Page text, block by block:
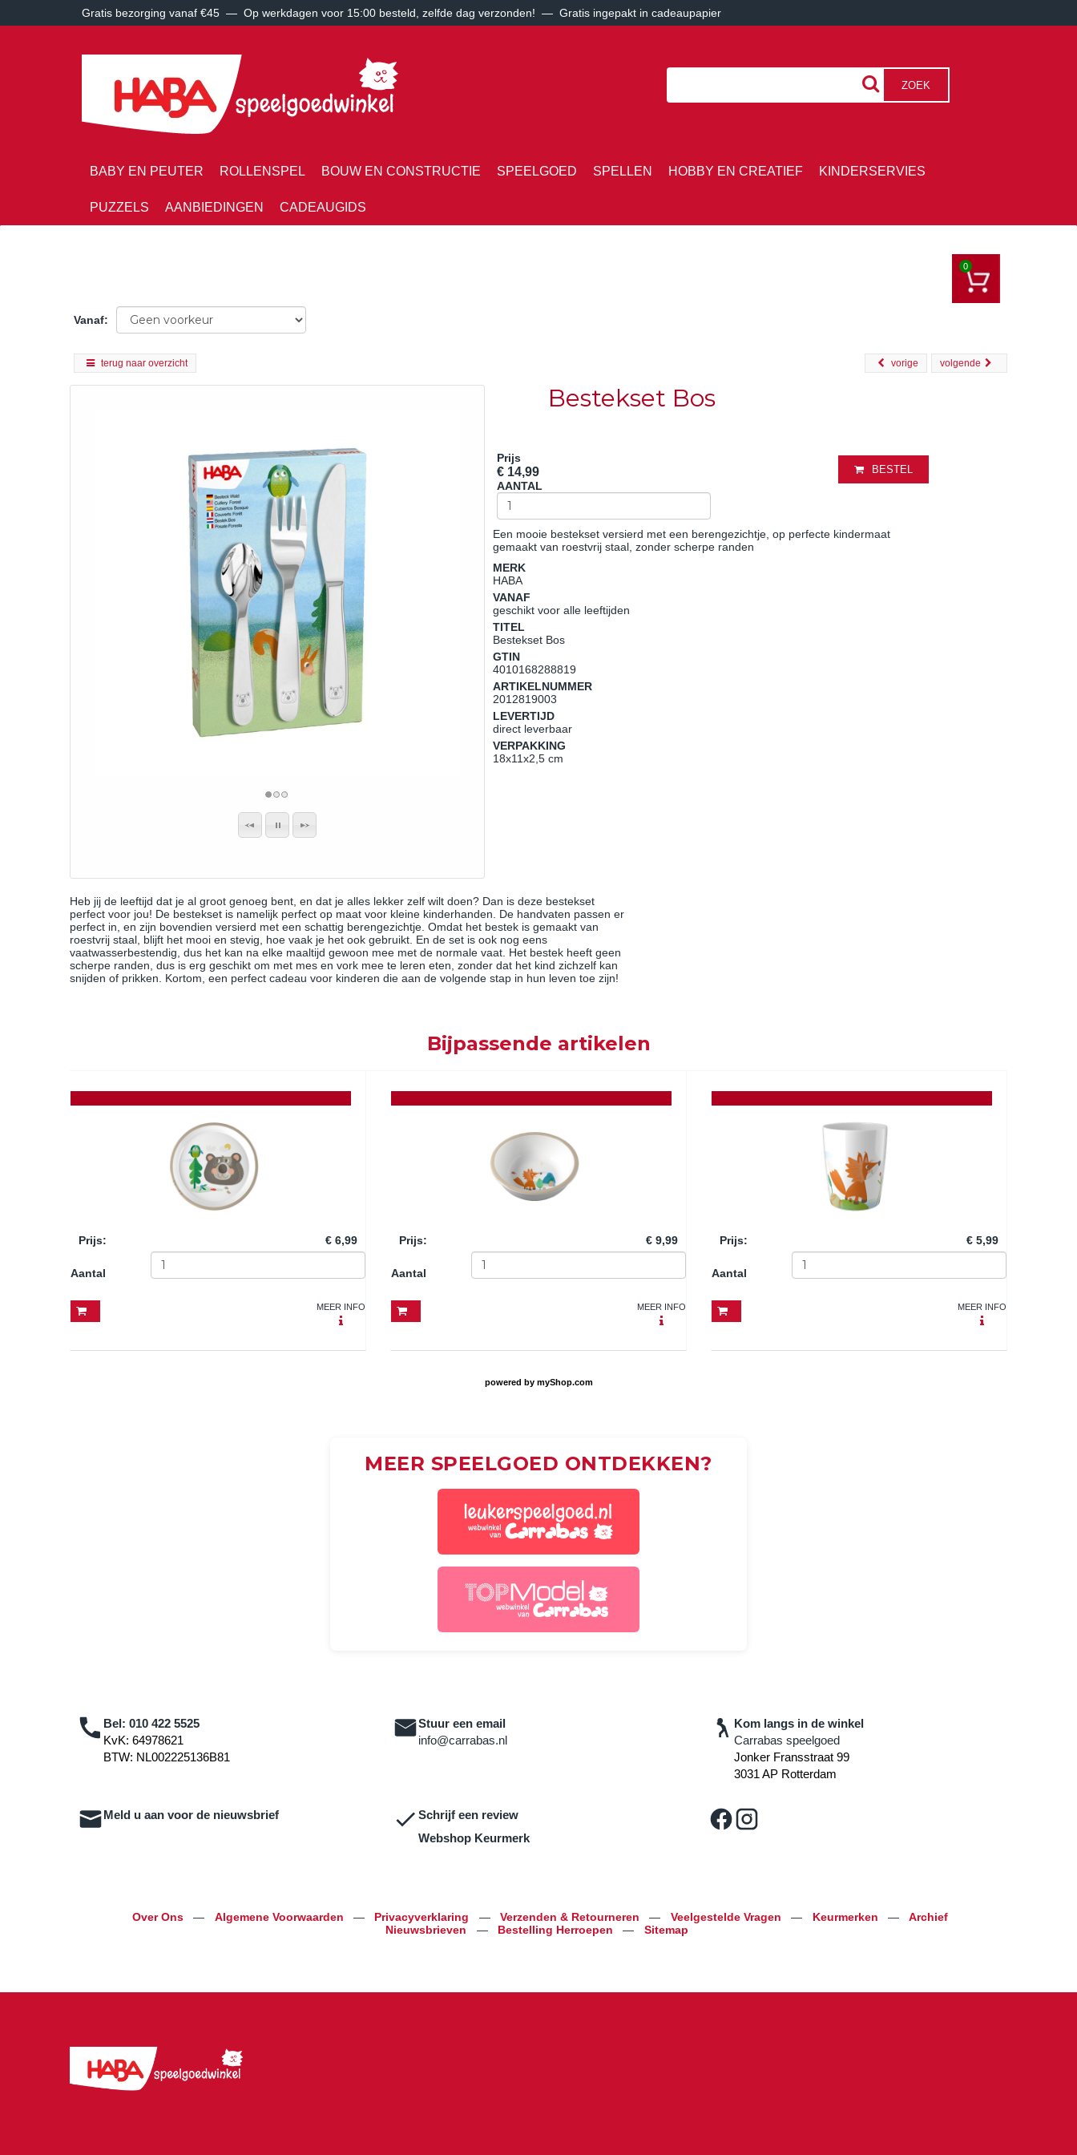
Gratis bezorging vanaf €45 — Op werkdagen voor 15:00 besteld, zelfde dag verzonden! — Gratis ingepakt in cadeaupapier
ZOEK
BABY EN PEUTER ROLLENSPEL BOUW EN CONSTRUCTIE SPEELGOED SPELLEN HOBBY EN CREATIEF KINDERSERVIES
PUZZELS AANBIEDINGEN CADEAUGIDS
0
Vanaf:
terug naar overzicht volgende
vorige
Bestekset Bos
Prijs
€ 14,99
AANTAL
BESTEL
Een mooie bestekset versierd met een berengezichtje, op perfecte kindermaat
gemaakt van roestvrij staal, zonder scherpe randen
MERK
HABA
VANAF
geschikt voor alle leeftijden
TITEL
Bestekset Bos
GTIN
4010168288819
ARTIKELNUMMER
2012819003
LEVERTIJD
direct leverbaar
VERPAKKING
18x11x2,5 cm
Heb jij de leeftijd dat je al groot genoeg bent, en dat je alles lekker zelf wilt doen? Dan is deze bestekset
perfect voor jou! De bestekset is namelijk perfect op maat voor kleine kinderhanden. De handvaten passen er
perfect in, en zijn bovendien versierd met een schattig berengezichtje. Omdat het bestek is gemaakt van
roestvrij staal, blijft het mooi en stevig, hoe vaak je het ook gebruikt. En de set is ook nog eens
vaatwasserbestendig, dus het kan na elke maaltijd gewoon mee met de normale vaat. Het bestek heeft geen
scherpe randen, dus is erg geschikt om met mes en vork mee te leren eten, zonder dat het kind zichzelf kan
snijden of prikken. Kortom, een perfect cadeau voor kinderen die aan de volgende stap in hun leven toe zijn!
Bijpassende artikelen
Prijs: € 6,99
Aantal
MEER INFO
Prijs: € 9,99
Aantal
MEER INFO
Prijs: € 5,99
Aantal
MEER INFO
powered by myShop.com
MEER SPEELGOED ONTDEKKEN?
Bel: 010 422 5525
KvK: 64978621
BTW: NL002225136B81
Stuur een email
info@carrabas.nl
Kom langs in de winkel
Carrabas speelgoed
Jonker Fransstraat 99
3031 AP Rotterdam
Meld u aan voor de nieuwsbrief
Schrijf een review
Webshop Keurmerk
Over Ons — Algemene Voorwaarden — Privacyverklaring — Verzenden & Retourneren — Veelgestelde Vragen — Keurmerken —
Archief
Nieuwsbrieven
— Bestelling Herroepen — Sitemap